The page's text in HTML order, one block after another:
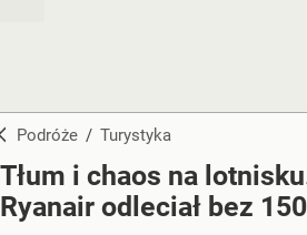
Podróże / Turystyka
Tłum i chaos na
Ryanair odleciał bez